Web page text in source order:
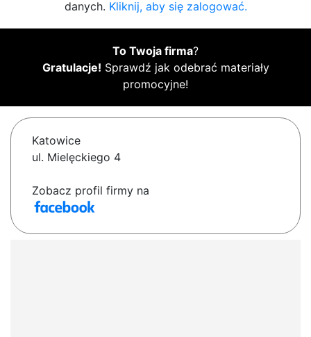
danych. Kliknij, aby się zalogować.
To Twoja firma?
Gratulacje! Sprawdź jak odebrać materiały
promocyjne!
Katowice
ul. Mielęckiego 4
Zobacz profil firmy na